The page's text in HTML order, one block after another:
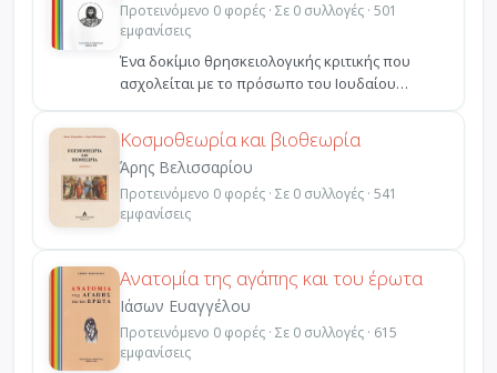
Προτεινόμενο 0 φορές · Σε 0 συλλογές · 501
εμφανίσεις
Ένα δοκίμιο θρησκειολογικής κριτικής που
ασχολείται με το πρόσωπο του Ιουδαίου
Γεσούχα, το όνομα του...
Κοσμοθεωρία και βιοθεωρία
Άρης Βελισσαρίου
Προτεινόμενο 0 φορές · Σε 0 συλλογές · 541
εμφανίσεις
Ανατομία της αγάπης και του έρωτα
Ιάσων Ευαγγέλου
Προτεινόμενο 0 φορές · Σε 0 συλλογές · 615
εμφανίσεις